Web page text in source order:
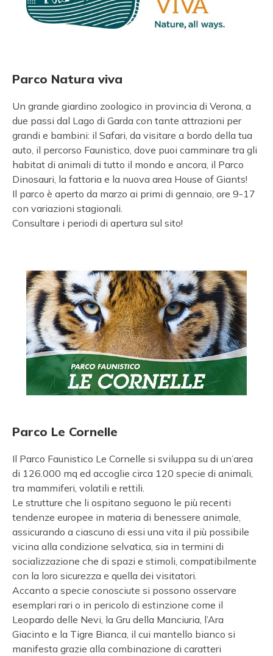
Parco Natura viva
Un grande giardino zoologico in provincia di Verona, a
due passi dal Lago di Garda con tante attrazioni per
grandi e bambini: il Safari, da visitare a bordo della tua
auto, il percorso Faunistico, dove puoi camminare tra gli
habitat di animali di tutto il mondo e ancora, il Parco
Dinosauri, la fattoria e la nuova area House of Giants!
Il parco è aperto da marzo ai primi di gennaio, ore 9-17
con variazioni stagionali.
Consultare i periodi di apertura sul sito!
Parco Le Cornelle
Il Parco Faunistico Le Cornelle si sviluppa su di un’area
di 126.000 mq ed accoglie circa 120 specie di animali,
tra mammiferi, volatili e rettili.
Le strutture che li ospitano seguono le più recenti
tendenze europee in materia di benessere animale,
assicurando a ciascuno di essi una vita il più possibile
vicina alla condizione selvatica, sia in termini di
socializzazione che di spazi e stimoli, compatibilmente
con la loro sicurezza e quella dei visitatori.
Accanto a specie conosciute si possono osservare
esemplari rari o in pericolo di estinzione come il
Leopardo delle Nevi, la Gru della Manciuria, l’Ara
Giacinto e la Tigre Bianca, il cui mantello bianco si
manifesta grazie alla combinazione di caratteri